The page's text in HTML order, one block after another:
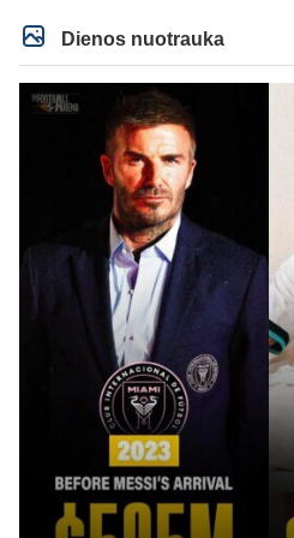
Dienos nuotrauka